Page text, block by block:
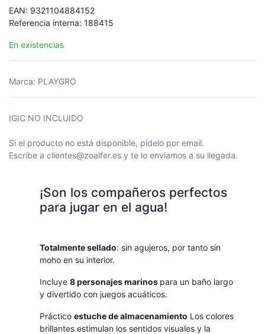
EAN: 9321104884152
Referencia interna: 188415
En existencias
Marca: PLAYGRO
IGIC NO INCLUIDO
Si el producto no está disponible, pídelo por email.
Escribe a clientes@zoalfer.es y te lo enviamos a su llegada.
¡Son los compañeros perfectos
para jugar en el agua!
Totalmente sellado: sin agujeros, por tanto sin
moho en su interior.
Incluye8 personajes marinos para un baño largo
y divertido con juegos acuáticos.
Prácticoestuche de almacenamiento Los colores
brillantes estimulan los sentidos visuales y la